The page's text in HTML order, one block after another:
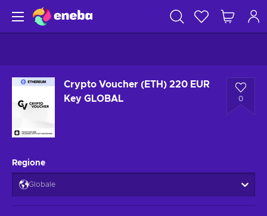
Crypto Voucher (ETH) 220 EUR
Key GLOBAL
0
Regione
Globale